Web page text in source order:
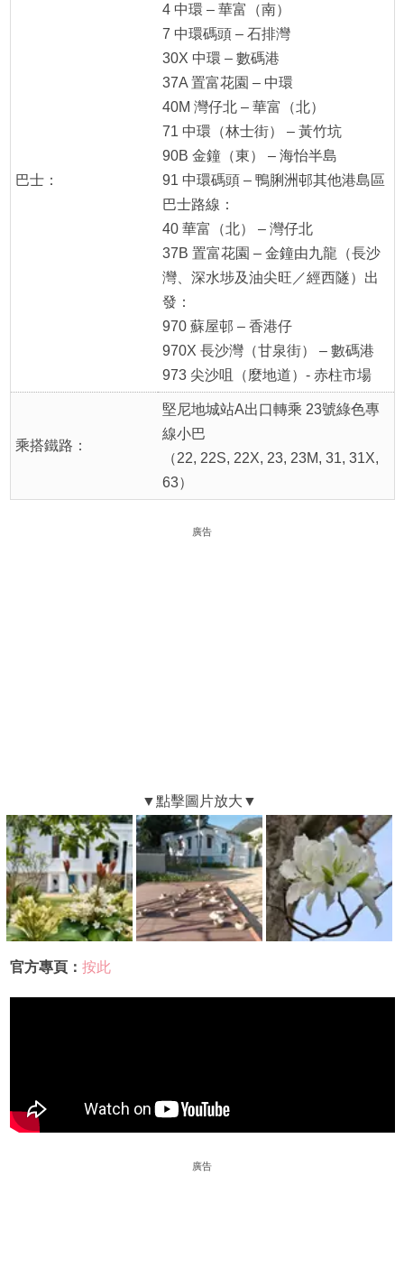
巴士：
4 中環 – 華富（南）
7 中環碼頭 – 石排灣
30X 中環 – 數碼港
37A 置富花園 – 中環
40M 灣仔北 – 華富（北）
71 中環（林士街） – 黃竹坑
90B 金鐘（東） – 海怡半島
91 中環碼頭 – 鴨脷洲邨其他港島區
巴士路線：
40 華富（北） – 灣仔北
37B 置富花園 – 金鐘由九龍（長沙
灣、深水埗及油尖旺／經西隧）出
發：
970 蘇屋邨 – 香港仔
970X 長沙灣（甘泉街） – 數碼港
973 尖沙咀（麼地道）- 赤柱市場
乘搭鐵路：
堅尼地城站A出口轉乘 23號綠色專
線小巴
（22, 22S, 22X, 23, 23M, 31, 31X,
63）
廣告
官方專頁： 按此
廣告